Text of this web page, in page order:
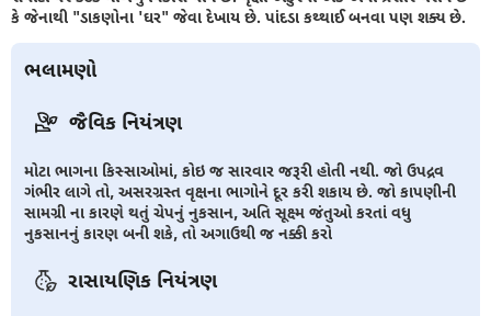
કે જેનાથી "ડાકણોના 'ઘર" જેવા દેખાય છે. પાંદડા કથ્થાઈ બનવા પણ શક્ય છે.
ભલામણો
જૈવિક નિયંત્રણ
મોટા ભાગના કિસ્સાઓમાં, કોઇ જ સારવાર જરૂરી હોતી નથી. જો ઉપદ્રવ
ગંભીર લાગે તો, અસરગ્રસ્ત વૃક્ષના ભાગોને દૂર કરી શકાય છે. જો કાપણીની
સામગ્રી ના કારણે થતું ચેપનું નુકસાન, અતિ સૂક્ષ્મ જંતુઓ કરતાં વધુ
નુકસાનનું કારણ બની શકે, તો અગાઉથી જ નક્કી કરો
રાસાયણિક નિયંત્રણ